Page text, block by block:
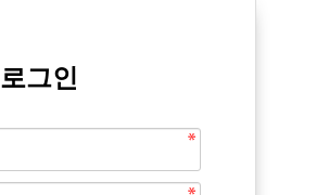
로그인